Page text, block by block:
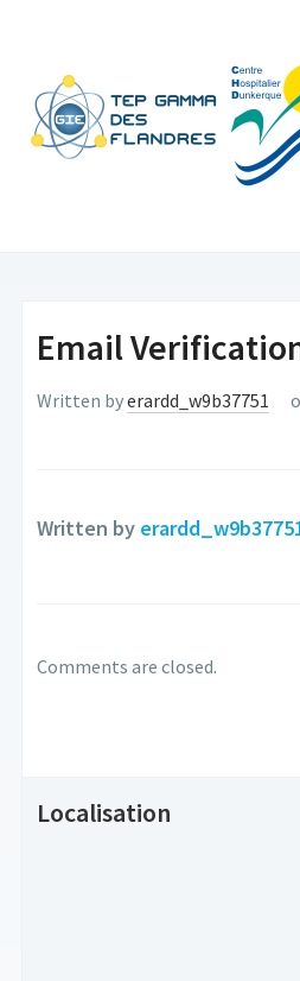
Email
Written byerardd_w9b37751
Written by
Comments are closed.
Localisation